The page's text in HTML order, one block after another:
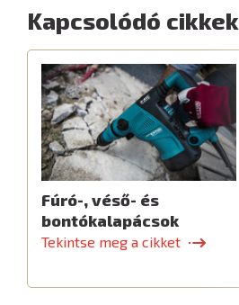
Kapcsolódó cikkek
Fúró-, véső- és
bontókalapácsok
Tekintse meg a cikket